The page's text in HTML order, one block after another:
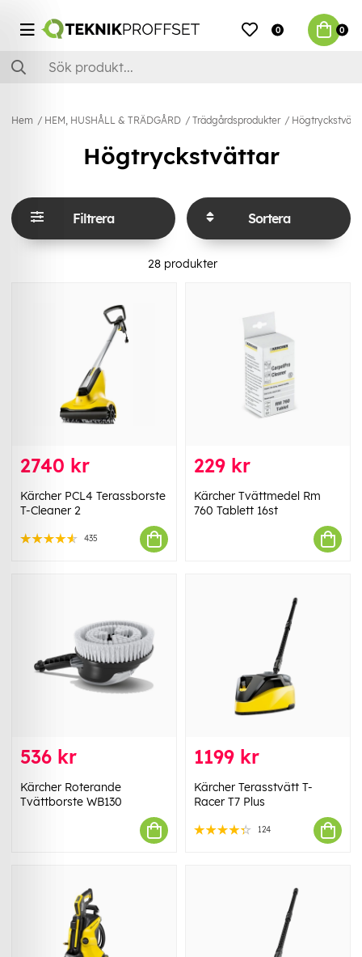
0 0
Hem HEM, HUSHÅLL & TRÄDGÅRD Trädgårdsprodukter
Högtryckstvättar
Filtrera Sortera
28 produkter
2740 kr
Kärcher PCL4 Terassborste
T-Cleaner 2
435
229 kr
Kärcher Tvättmedel Rm
760 Tablett 16st
536 kr
Kärcher Roterande
Tvättborste WB130
1199 kr
Kärcher Terasstvätt T-
Racer T7 Plus
124